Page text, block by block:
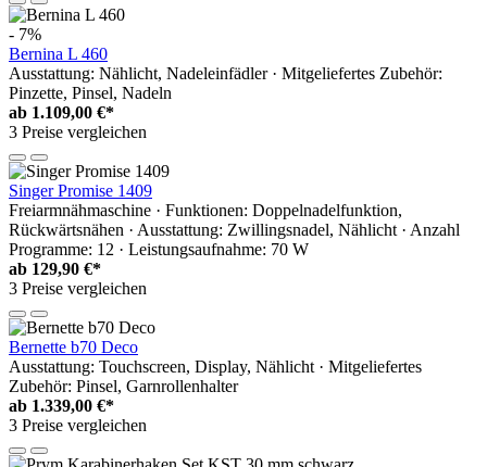
- 7%
Bernina L 460
Ausstattung: Nählicht, Nadeleinfädler · Mitgeliefertes Zubehör:
Pinzette, Pinsel, Nadeln
ab 1.109,00 €*
3 Preise vergleichen
Singer Promise 1409
Freiarmnähmaschine · Funktionen: Doppelnadelfunktion,
Rückwärtsnähen · Ausstattung: Zwillingsnadel, Nählicht · Anzahl
Programme: 12 · Leistungsaufnahme: 70 W
ab 129,90 €*
3 Preise vergleichen
Bernette b70 Deco
Ausstattung: Touchscreen, Display, Nählicht · Mitgeliefertes
Zubehör: Pinsel, Garnrollenhalter
ab 1.339,00 €*
3 Preise vergleichen